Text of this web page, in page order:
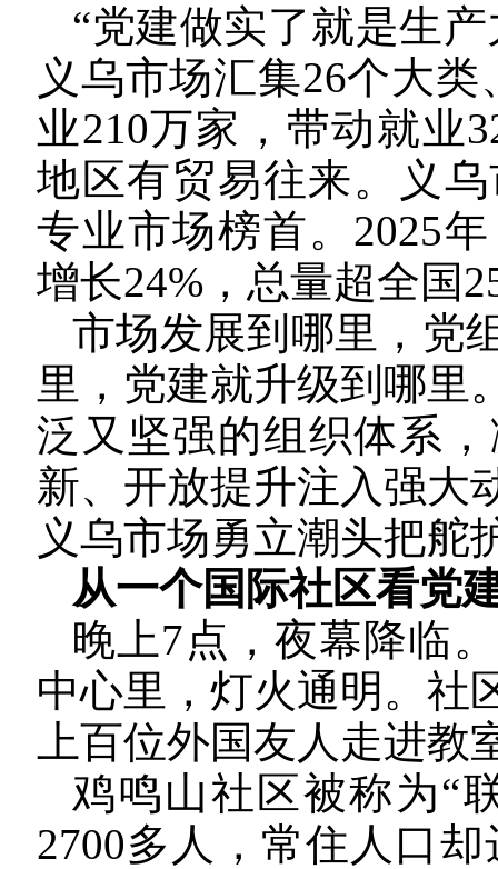
“党建做实了就是生
义乌市场汇集26个大
业210万家，带动就业
地区有贸易往来。义
专业市场榜首。2025
增长24%，总量超全国
市场发展到哪里，党
里，党建就升级到哪里
泛又坚强的组织体系
新、开放提升注入强大
义乌市场勇立潮头把舵
从一个国际社区看党
晚上7点，夜幕降临
中心里，灯火通明。社
上百位外国友人走进教
鸡鸣山社区被称为“
2700多人，常住人口